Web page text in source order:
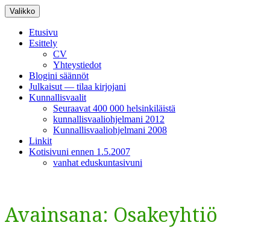
Siirry
sisältöön
Valikko
Etusivu
Esittely
CV
Yhteystiedot
Blogini säännöt
Julkaisut — tilaa kirjojani
Kunnallisvaalit
Seuraavat 400 000 helsinkiläistä
kunnallisvaaliohjelmani 2012
Kunnallisvaaliohjelmani 2008
Linkit
Kotisivuni ennen 1.5.2007
vanhat eduskuntasivuni
Avainsana: Osakeyhtiö